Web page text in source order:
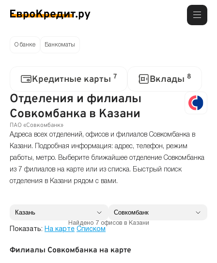
О банке Банкоматы
Кредитные карты 7 Вклады 8
Отделения и филиалы
Совкомбанка в Казани
ПАО «Совкомбанк»
Адреса всех отделений, офисов и филиалов Совкомбанка в
Казани. Подробная информация: адрес, телефон, режим
работы, метро. Выберите ближайшее отделение Совкомбанка
из 7 филиалов на карте или из списка. Быстрый поиск
отделения в Казани рядом с вами.
Найдено 7 офисов в Казани
Показать: На карте Списком
Филиалы Совкомбанка на карте